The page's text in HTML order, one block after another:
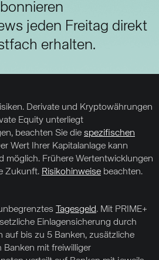
jeden Freitag direkt
erhalten.
Derivate und Kryptowährungen
Equity unterliegt
beachten Sie die spezifischen
Wert Ihrer Kapitalanlage kann
möglich. Frühere Wertentwicklungen
Zukunft. Risikohinweise beachten.
Tagesgeld. Mit PRIME+
Einlagensicherung durch
auf bis zu 5 Banken, zusätzliche
Banken mit freiwilliger